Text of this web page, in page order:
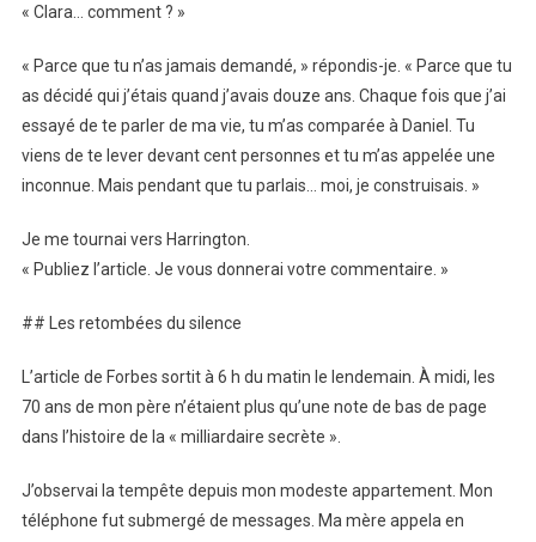
« Clara… comment ? »
« Parce que tu n’as jamais demandé, » répondis-je. « Parce que tu
as décidé qui j’étais quand j’avais douze ans. Chaque fois que j’ai
essayé de te parler de ma vie, tu m’as comparée à Daniel. Tu
viens de te lever devant cent personnes et tu m’as appelée une
inconnue. Mais pendant que tu parlais… moi, je construisais. »
Je me tournai vers Harrington.
« Publiez l’article. Je vous donnerai votre commentaire. »
## Les retombées du silence
L’article de Forbes sortit à 6 h du matin le lendemain. À midi, les
70 ans de mon père n’étaient plus qu’une note de bas de page
dans l’histoire de la « milliardaire secrète ».
J’observai la tempête depuis mon modeste appartement. Mon
téléphone fut submergé de messages. Ma mère appela en